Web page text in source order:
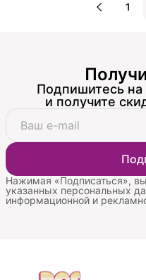
1
Подпишитесь
и получите
Нажимая «Подписаться»,
указанных персональных
информационной и